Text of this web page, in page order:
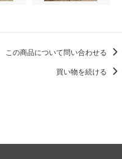
この商品について問い合わせる
買い物を続ける